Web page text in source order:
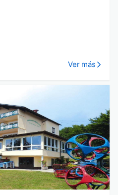
Ver más